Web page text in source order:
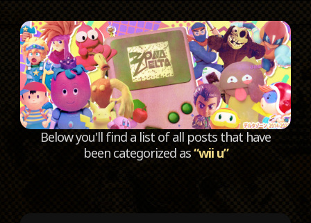
Below you'll find a list of all posts that have
been categorized as“wii u”